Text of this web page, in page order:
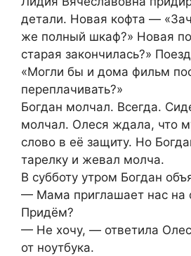
детали. Новая кофта —
же полный шкаф?» Новая
старая закончилась?»
«Могли бы и дома фильм
переплачивать?»
Богдан молчал. Всегда.
молчал. Олеся ждала, что
слово в её защиту. Но
тарелку и жевал молча.
В субботу утром Богдан
— Мама приглашает нас на
Придём?
— Не хочу, — ответила
от ноутбука.